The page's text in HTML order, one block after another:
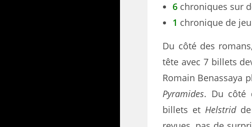
6 chroniques sur
1 chronique de
Du côté des romans,
tête avec 7 billets
Romain Benassaya
Pyramides. Du côté
billets etHelstridde